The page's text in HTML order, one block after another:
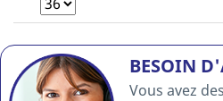
BESOIN
Vous avez